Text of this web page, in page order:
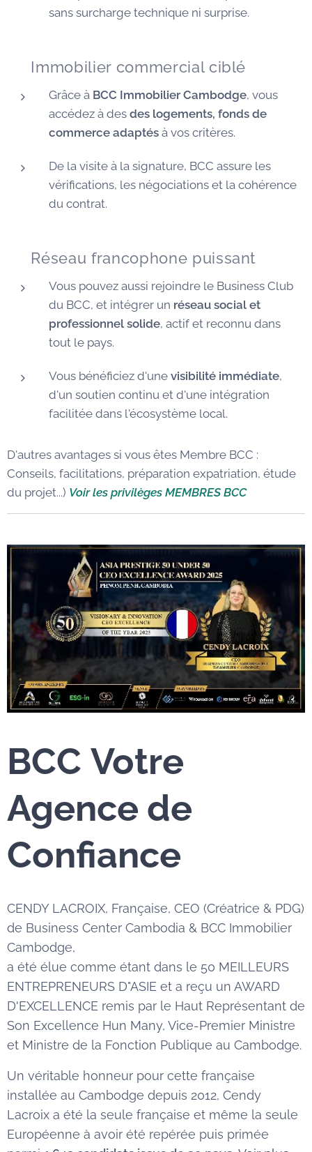
sans surcharge technique ni surprise.
🏠 Immobilier commercial ciblé
Grâce à BCC Immobilier Cambodge, vous
accédez à des des logements, fonds de
commerce adaptés à vos critères.
De la visite à la signature, BCC assure les
vérifications, les négociations et la cohérence
du contrat.
🌐 Réseau francophone puissant
Vous pouvez aussi rejoindre le Business Club
du BCC, et intégrer un réseau social et
professionnel solide, actif et reconnu dans
tout le pays.
Vous bénéficiez d'une visibilité immédiate,
d'un soutien continu et d'une intégration
facilitée dans l'écosystème local.
D'autres avantages si vous êtes Membre BCC :
Conseils, facilitations, préparation expatriation, étude
du projet...) Voir les privilèges MEMBRES BCC
BCC Votre
Agence de
Confiance
CENDY LACROIX, Française, CEO (Créatrice & PDG)
de Business Center Cambodia & BCC Immobilier
Cambodge,
a été élue comme étant dans le 50 MEILLEURS
ENTREPRENEURS D"ASIE et a reçu un AWARD
D'EXCELLENCE remis par le Haut Représentant de
Son Excellence Hun Many, Vice-Premier Ministre
et Ministre de la Fonction Publique au Cambodge.
Un véritable honneur pour cette française
installée au Cambodge depuis 2012, Cendy
Lacroix a été la seule française et même la seule
Européenne à avoir été repérée puis primée